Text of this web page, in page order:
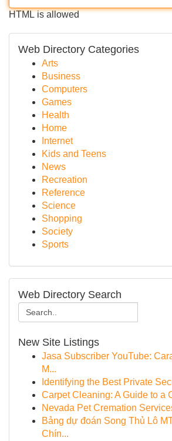
HTML is allowed
Web Directory Categories
Arts
Business
Computers
Games
Health
Home
Internet
Kids and Teens
News
Recreation
Reference
Science
Shopping
Society
Sports
Web Directory Search
New Site Listings
Jasa Subscriber YouTube:
M...
Identifying the Best Private
Carpet Cleaning: A Guide to a
Nevada Pet Cremation
Bảng dự đoán Song Thủ Lô
Chín...